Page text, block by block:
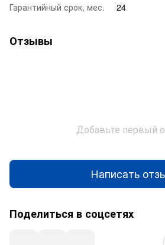
Гарантийный срок, мес.
24
Отзывы
Добавьте первый
Написать
Поделиться в соцсетях